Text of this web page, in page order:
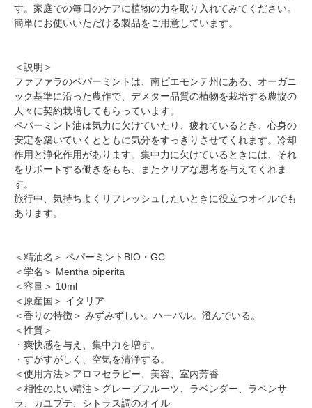
す。家庭での毎日のケアに植物の力を取り入れてみてください。
簡単にお使いいただける製品をご用意しています。
＜説明＞
ファファラのペパーミントは、南ピエモンテ州にある、オーガニ
ック基準に沿った農作で、デメター品質の植物を栽培する農協の
人々に契約栽培してもらっています。
ペパーミント油は気力に欠けていたり、疲れているとき、心身の
安定を築いていくとともに気分をすっきりさせてくれます。冷却
作用と浄化作用があります。集中力に欠けているときには、それ
をサポートする働きをもち、またクリアな思考を与えてくれま
す。
旅行中、気持ちよくリフレッシュしたいときに役立つオイルでも
あります。
＜精油名＞ ペパーミントBIO・GC
＜学名＞ Mentha piperita
＜容量＞ 10ml
＜原産国＞ イタリア
＜香りの特徴＞ みずみずしい。ハーバル。澄んでいる。
＜性質＞
・爽快感を与え、集中力を増す。
・すがすがしく、空気を清浄する。
＜使用方法＞アロマセラピー、美容、室内芳香
＜相性のよい精油＞グレープフルーツ、ラベンダー、ラベンサ
ラ、カユプテ、シトラス調のオイル